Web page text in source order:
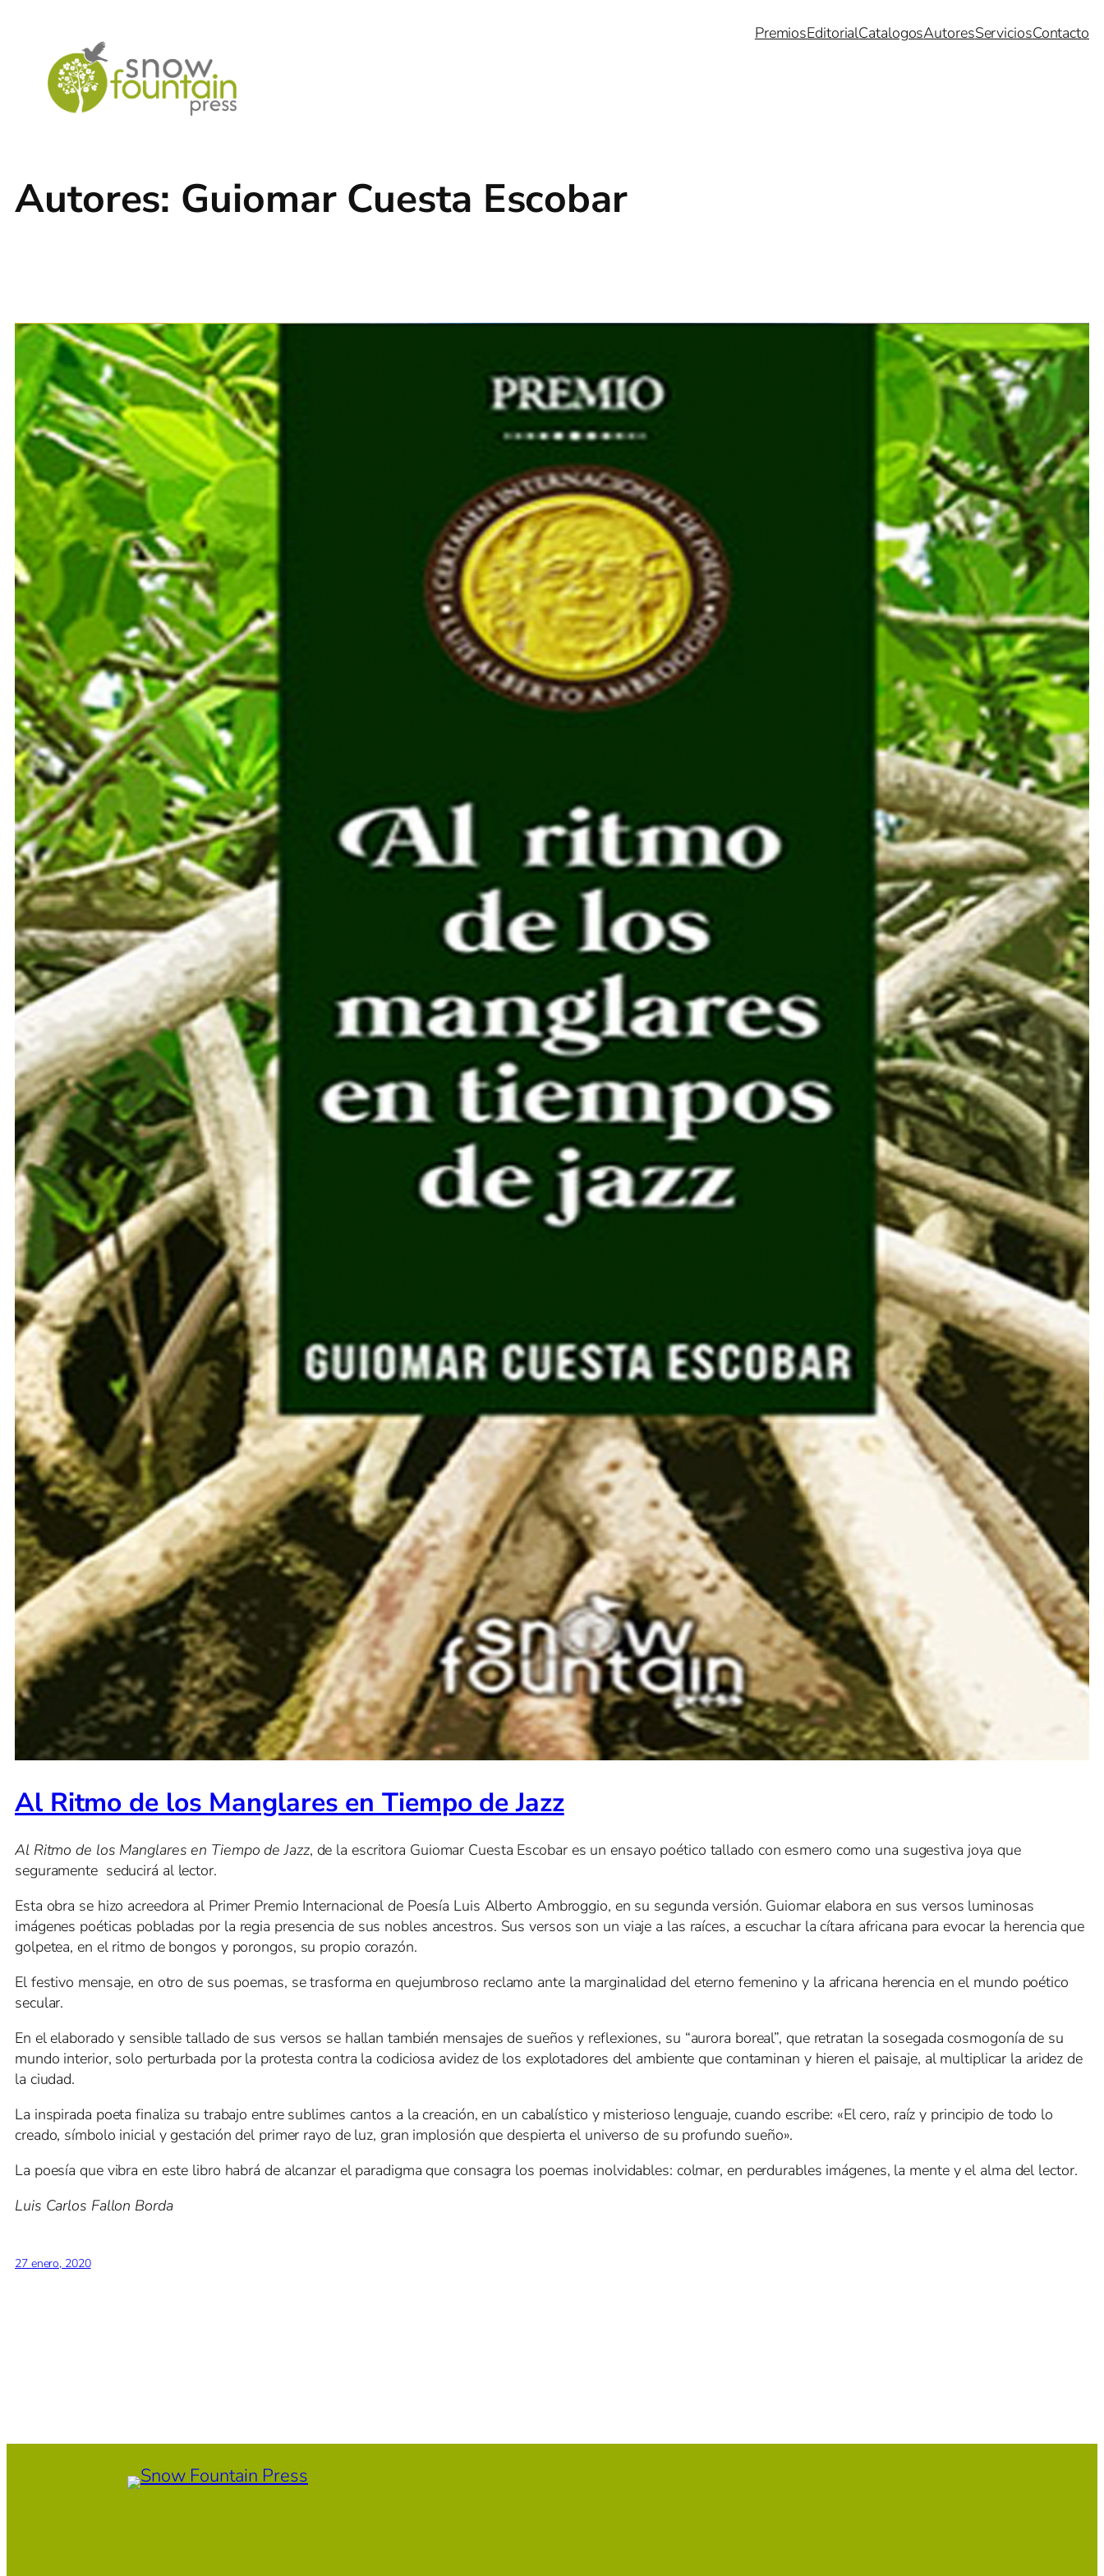
contenido
PremiosEditorialCatalogosAutoresServiciosContacto
Autores: Guiomar Cuesta Escobar
Al Ritmo de los Manglares en Tiempo de Jazz
Al Ritmo de los Manglares en Tiempo de Jazz, de la escritora Guiomar Cuesta Escobar es un ensayo poético tallado con esmero como una sugestiva joya que
seguramente seducirá al lector.
Esta obra se hizo acreedora al Primer Premio Internacional de Poesía Luis Alberto Ambroggio, en su segunda versión. Guiomar elabora en sus versos luminosas
imágenes poéticas pobladas por la regia presencia de sus nobles ancestros. Sus versos son un viaje a las raíces, a escuchar la cítara africana para evocar la herencia que
golpetea, en el ritmo de bongos y porongos, su propio corazón.
El festivo mensaje, en otro de sus poemas, se trasforma en quejumbroso reclamo ante la marginalidad del eterno femenino y la africana herencia en el mundo poético
secular.
En el elaborado y sensible tallado de sus versos se hallan también mensajes de sueños y reflexiones, su “aurora boreal”, que retratan la sosegada cosmogonía de su
mundo interior, solo perturbada por la protesta contra la codiciosa avidez de los explotadores del ambiente que contaminan y hieren el paisaje, al multiplicar la aridez de
la ciudad.
La inspirada poeta finaliza su trabajo entre sublimes cantos a la creación, en un cabalístico y misterioso lenguaje, cuando escribe: «El cero, raíz y principio de todo lo
creado, símbolo inicial y gestación del primer rayo de luz, gran implosión que despierta el universo de su profundo sueño».
La poesía que vibra en este libro habrá de alcanzar el paradigma que consagra los poemas inolvidables: colmar, en perdurables imágenes, la mente y el alma del lector.
Luis Carlos Fallon Borda
27 enero, 2020